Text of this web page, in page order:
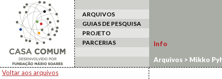
ARQUIVOS
GUIAS DE PESQUISA
PROJETO
PARCERIAS
Voltar aos arquivos
Info
Arquivos > Mikko